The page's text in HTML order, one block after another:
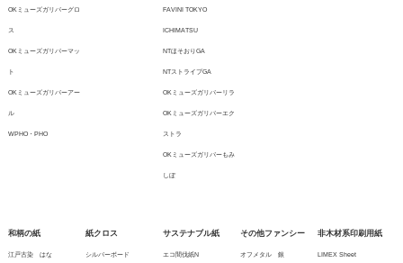
OKミューズガリバーグロ
ス
OKミューズガリバーマッ
ト
OKミューズガリバーアー
ル
WPHO・PHO
FAVINI TOKYO
ICHIMATSU
NTほそおりGA
NTストライプGA
OKミューズガリバーリラ
OKミューズガリバーエク
ストラ
OKミューズガリバーもみ
しぼ
和柄の紙
江戸古染 はな
紙クロス
シルバーボード
サステナブル紙
エコ間伐紙N
その他ファンシー
オフメタル 銀
非木材系印刷用紙
LIMEX Sheet